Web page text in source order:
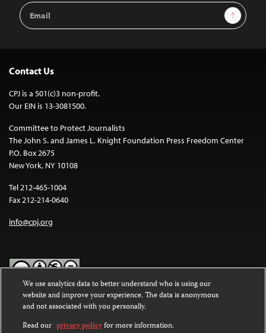
Email
Address
Sign Up
Contact Us
CPJ is a 501(c)3 non-profit.
Our EIN is 13-3081500.
Committee to Protect Journalists
The John S. and James L. Knight Foundation Press Freedom Center
P.O. Box 2675
New York, NY 10108
Tel 212-465-1004
Fax 212-214-0640
info@cpj.org
Except where noted, text on this website is licensed under a
Commons Attribution-NonCommercial-NoDerivatives 4.0
International License.
We use analytics data to better understand who is using our
website and improve your experience. The data is anonymous
and not associated with you personally.
Read our privacy policyfor more information.